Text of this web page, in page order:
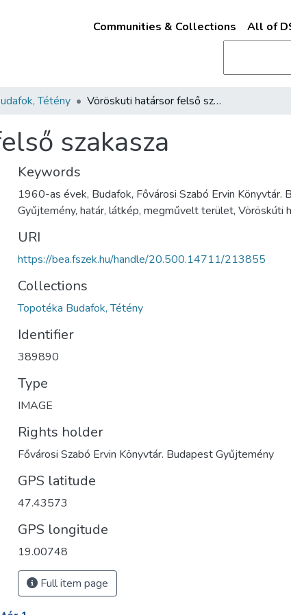
Communities & Collections All of
Tétény Vöröskuti határsor felső szakasza
szakasza
Keywords
1960-as évek, Budafok, Fővárosi Szabó Ervin Könyvtár.
Gyűjtemény, határ, látkép, megművelt terület, Vöröskúti
URI
https://bea.fszek.hu/handle/20.500.14711/213855
Collections
Topotéka Budafok, Tétény
Identifier
389890
Type
IMAGE
Rights holder
Fővárosi Szabó Ervin Könyvtár. Budapest Gyűjtemény
GPS latitude
47.43573
GPS longitude
19.00748
Full item page